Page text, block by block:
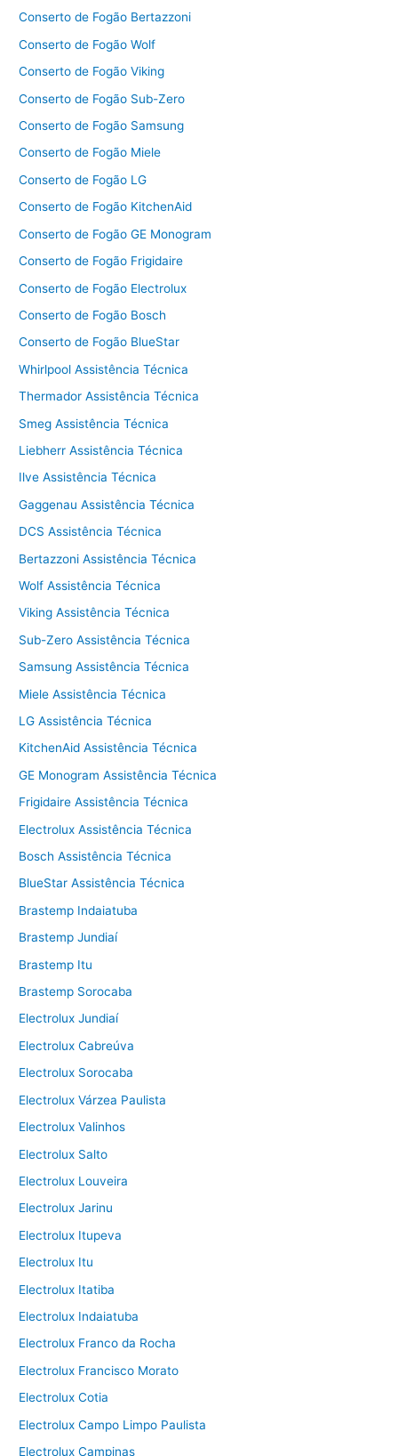
Conserto de Fogão Bertazzoni
Conserto de Fogão Wolf
Conserto de Fogão Viking
Conserto de Fogão Sub-Zero
Conserto de Fogão Samsung
Conserto de Fogão Miele
Conserto de Fogão LG
Conserto de Fogão KitchenAid
Conserto de Fogão GE Monogram
Conserto de Fogão Frigidaire
Conserto de Fogão Electrolux
Conserto de Fogão Bosch
Conserto de Fogão BlueStar
Whirlpool Assistência Técnica
Thermador Assistência Técnica
Smeg Assistência Técnica
Liebherr Assistência Técnica
Ilve Assistência Técnica
Gaggenau Assistência Técnica
DCS Assistência Técnica
Bertazzoni Assistência Técnica
Wolf Assistência Técnica
Viking Assistência Técnica
Sub-Zero Assistência Técnica
Samsung Assistência Técnica
Miele Assistência Técnica
LG Assistência Técnica
KitchenAid Assistência Técnica
GE Monogram Assistência Técnica
Frigidaire Assistência Técnica
Electrolux Assistência Técnica
Bosch Assistência Técnica
BlueStar Assistência Técnica
Brastemp Indaiatuba
Brastemp Jundiaí
Brastemp Itu
Brastemp Sorocaba
Electrolux Jundiaí
Electrolux Cabreúva
Electrolux Sorocaba
Electrolux Várzea Paulista
Electrolux Valinhos
Electrolux Salto
Electrolux Louveira
Electrolux Jarinu
Electrolux Itupeva
Electrolux Itu
Electrolux Itatiba
Electrolux Indaiatuba
Electrolux Franco da Rocha
Electrolux Francisco Morato
Electrolux Cotia
Electrolux Campo Limpo Paulista
Electrolux Campinas